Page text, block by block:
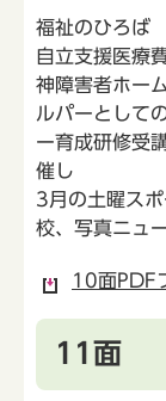
福祉のひろば
自立支援医療
神障害者ホー
ルパーとして
ー育成研修受
催し
3月の土曜ス
校、写真ニュ
10面PDF
11面